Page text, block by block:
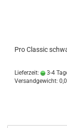
Pro Clas­sic
Lieferzeit: 3-4
Versandgewicht: